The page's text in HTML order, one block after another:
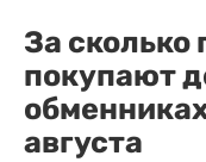
За сколько
покупают
августа